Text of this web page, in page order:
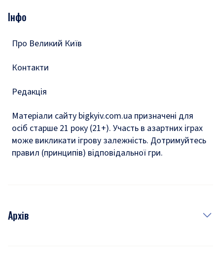
Подкасти
Тести
Інфо
Про Великий Київ
Контакти
Редакція
Матеріали сайту bigkyiv.com.ua призначені для
осіб старше 21 року (21+). Участь в азартних іграх
може викликати ігрову залежність. Дотримуйтесь
правил (принципів) відповідальної гри.
Архів